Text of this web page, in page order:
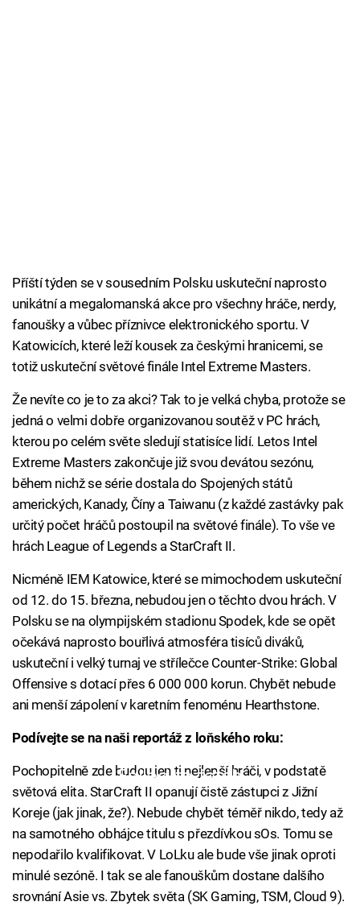
Příští týden se v sousedním Polsku uskuteční naprosto
unikátní a megalomanská akce pro všechny hráče, nerdy,
fanoušky a vůbec příznivce elektronického sportu. V
Katowicích, které leží kousek za českými hranicemi, se
totiž uskuteční světové finále Intel Extreme Masters.
Že nevíte co je to za akci? Tak to je velká chyba, protože se
jedná o velmi dobře organizovanou soutěž v PC hrách,
kterou po celém světe sledují statisíce lidí. Letos Intel
Extreme Masters zakončuje již svou devátou sezónu,
během nichž se série dostala do Spojených států
amerických, Kanady, Číny a Taiwanu (z každé zastávky pak
určitý počet hráčů postoupil na světové finále). To vše ve
hrách League of Legends a StarCraft II.
Nicméně IEM Katowice, které se mimochodem uskuteční
od 12. do 15. března, nebudou jen o těchto dvou hrách. V
Polsku se na olympijském stadionu Spodek, kde se opět
očekává naprosto bouřlivá atmosféra tisíců diváků,
uskuteční i velký turnaj ve střílečce Counter-Strike: Global
Offensive s dotací přes 6 000 000 korun. Chybět nebude
ani menší zápolení v karetním fenoménu Hearthstone.
Podívejte se na naši reportáž z loňského roku:
Failed to fetch
Pochopitelně zde budou jen ti nejlepší hráči, v podstatě
světová elita. StarCraft II opanují čistě zástupci z Jižní
Koreje (jak jinak, že?). Nebude chybět téměř nikdo, tedy až
na samotného obhájce titulu s přezdívkou sOs. Tomu se
nepodařilo kvalifikovat. V LoLku ale bude vše jinak oproti
minulé sezóně. I tak se ale fanouškům dostane dalšího
srovnání Asie vs. Zbytek světa (SK Gaming, TSM, Cloud 9).